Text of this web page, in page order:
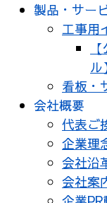
製品・サー
工事用
ル
看板・
会社概要
代表ご
企業理
会社沿
会社案